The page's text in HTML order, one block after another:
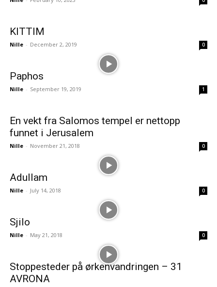
KITTIM
Nille - December 2, 2019 0
Paphos
Nille - September 19, 2019 1
En vekt fra Salomos tempel er nettopp
funnet i Jerusalem
Nille - November 21, 2018 0
Adullam
Nille - July 14, 2018 0
Sjilo
Nille - May 21, 2018 0
Stoppesteder på ørkenvandringen – 31
AVRONA